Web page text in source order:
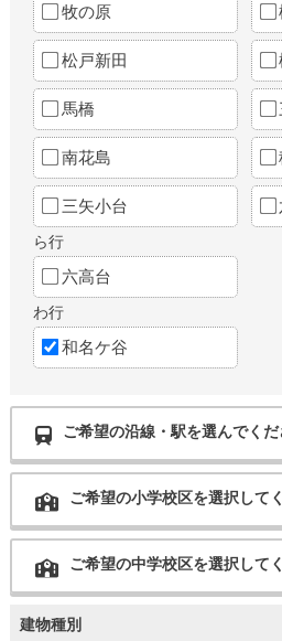
牧の原
松戸新田
馬橋
南花島
三矢小台
ら行
六高台
わ行
和名ケ谷
ご希望の沿線・駅を選んでく
ご希望の小学校区を選択して
ご希望の中学校区を選択して
建物種別